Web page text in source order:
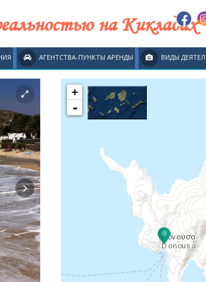
на Кикладах
АГЕНТСТВА-ПУНКТЫ АРЕНДЫ ВИДЫ
+
-